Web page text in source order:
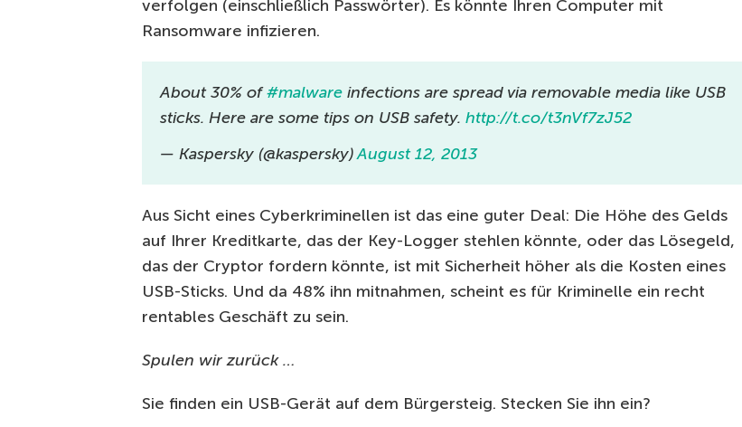
verfolgen (einschließlich Passwörter). Es könnte Ihren Computer mit
Ransomware infizieren.
About 30% of#malware infections are spread via removable media like USB
sticks. Here are some tips on USB safety. http://t.co/t3nVf7zJ52
— Kaspersky (@kaspersky)August 12, 2013
Aus Sicht eines Cyberkriminellen ist das eine guter Deal: Die Höhe des Gelds
auf Ihrer Kreditkarte, das der Key-Logger stehlen könnte, oder das Lösegeld,
das der Cryptor fordern könnte, ist mit Sicherheit höher als die Kosten eines
USB-Sticks. Und da 48% ihn mitnahmen, scheint es für Kriminelle ein recht
rentables Geschäft zu sein.
Spulen wir zurück …
Sie finden ein USB-Gerät auf dem Bürgersteig. Stecken Sie ihn ein?